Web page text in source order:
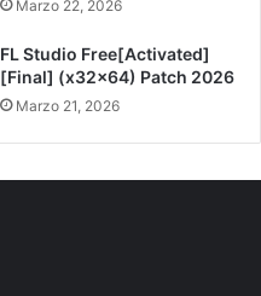
Marzo 22, 2026
FL Studio Free[Activated]
[Final] (x32x64) Patch 2026
Marzo 21, 2026